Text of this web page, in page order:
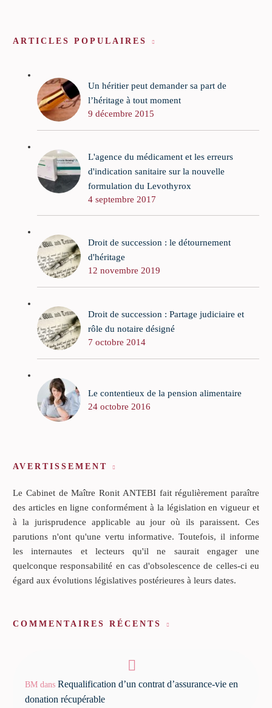
ARTICLES POPULAIRES
Un héritier peut demander sa part de
l’héritage à tout moment
9 décembre 2015
L'agence du médicament et les erreurs
d'indication sanitaire sur la nouvelle
formulation du Levothyrox
4 septembre 2017
Droit de succession : le détournement
d'héritage
12 novembre 2019
Droit de succession : Partage judiciaire et
rôle du notaire désigné
7 octobre 2014
Le contentieux de la pension alimentaire
24 octobre 2016
AVERTISSEMENT
Le Cabinet de Maître Ronit ANTEBI fait régulièrement paraître
des articles en ligne conformément à la législation en vigueur et
à la jurisprudence applicable au jour où ils paraissent. Ces
parutions n'ont qu'une vertu informative. Toutefois, il informe
les internautes et lecteurs qu'il ne saurait engager une
quelconque responsabilité en cas d'obsolescence de celles-ci eu
égard aux évolutions législatives postérieures à leurs dates.
COMMENTAIRES RÉCENTS
BM dans Requalification d’un contrat d’assurance-vie en
donation récupérable